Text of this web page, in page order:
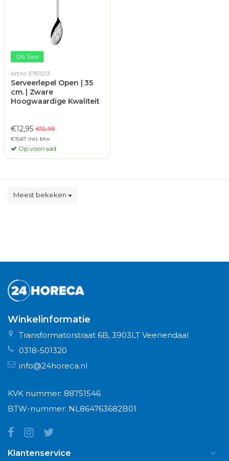
0% Sale
Art.nr. E767213
Serveerlepel Open | 35
cm. | Zware
Hoogwaardige Kwaliteit
€12,95 €12,95
€15,67 Incl. btw
Op voorraad
Meest bekeken
Winkelinformatie
Transformatorstraat 6B, 3903LT Veenendaal
0318-501320
info@24horeca.nl
KVK nummer: 88751546
BTW-nummer: NL864763682B01
Klantenservice